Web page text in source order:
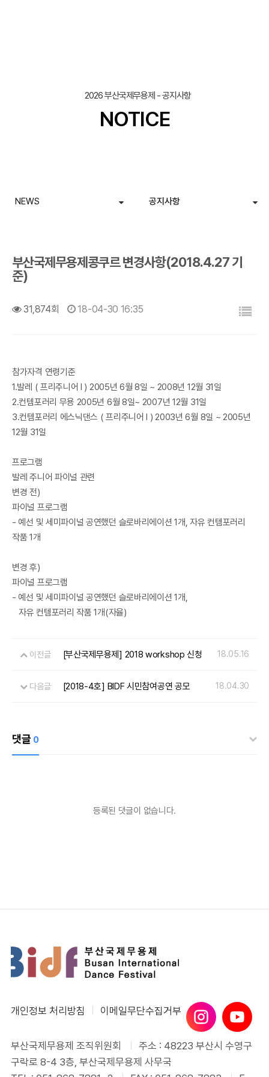
2026 부산국제무용제 - 공지사항
NOTICE
NEWS 공지사항
부산국제무용제콩쿠르 변경사항(2018.4.27 기
준)
31,874회 18-04-30 16:35
참가자격 연령기준
1.발레 ( 프리주니어 I ) 2005년 6월 8일 ~ 2008년 12월 31일
2.컨템포러리 무용 2005년 6월 8일~ 2007년 12월 31일
3.컨템포러리 에스닉댄스 ( 프리주니어 I ) 2003년 6월 8일 ~ 2005년
12월 31일
프로그램
발레 주니어 파이널 관련
변경 전)
파이널 프로그램
- 예선 및 세미파이널 공연했던 슬로바리에이션 1개, 자유 컨템포러리
작품 1개
변경 후)
파이널 프로그램
- 예선 및 세미파이널 공연했던 슬로바리에이션 1개,
자유 컨템포러리 작품 1개(자율)
이전글 [부산국제무용제] 2018 workshop 신청 18.05.16
다음글 [2018-4호] BIDF 시민참여공연 공모 18.04.30
댓글 0
등록된 댓글이 없습니다.
개인정보 처리방침 이메일무단수집거부
부산국제무용제 조직위원회
주소 : 48223 부산시 수영구
구락로 8-4 3층, 부산국제무용제 사무국